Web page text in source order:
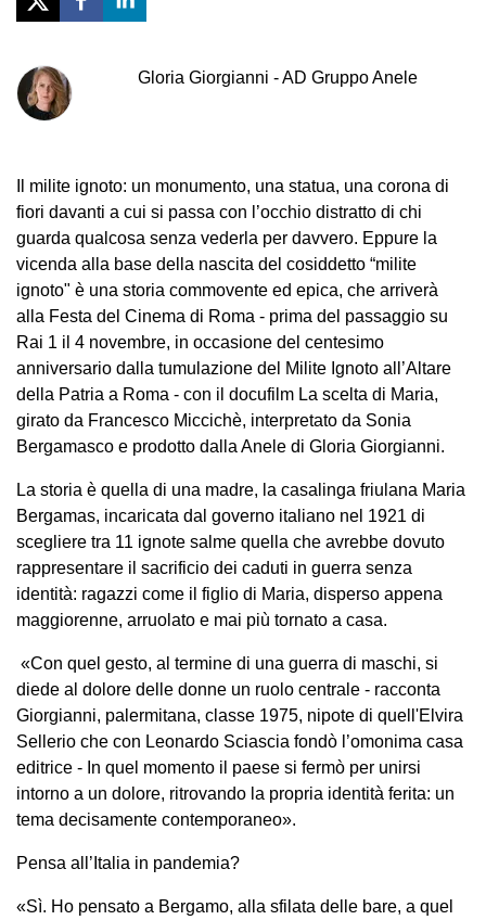
Gloria Giorgianni -AD Gruppo Anele
Il milite ignoto: un monumento, una statua, una corona di
fiori davanti a cui si passa con l’occhio distratto di chi
guarda qualcosa senza vederla per davvero. Eppure la
vicenda alla base della nascita del cosiddetto “milite
ignoto" è una storia commovente ed epica, che arriverà
alla Festa del Cinema di Roma - prima del passaggio su
Rai 1 il 4 novembre, in occasione del centesimo
anniversario dalla tumulazione del Milite Ignoto all’Altare
della Patria a Roma - con il docufilm La scelta di Maria,
girato da Francesco Miccichè, interpretato da Sonia
Bergamasco e prodotto dalla Anele di Gloria Giorgianni.
La storia è quella di una madre, la casalinga friulana Maria
Bergamas, incaricata dal governo italiano nel 1921 di
scegliere tra 11 ignote salme quella che avrebbe dovuto
rappresentare il sacrificio dei caduti in guerra senza
identità: ragazzi come il figlio di Maria, disperso appena
maggiorenne, arruolato e mai più tornato a casa.
«Con quel gesto, al termine di una guerra di maschi, si
diede al dolore delle donne un ruolo centrale - racconta
Giorgianni, palermitana, classe 1975, nipote di quell'Elvira
Sellerio che con Leonardo Sciascia fondò l’omonima casa
editrice - In quel momento il paese si fermò per unirsi
intorno a un dolore, ritrovando la propria identità ferita: un
tema decisamente contemporaneo».
Pensa all’Italia in pandemia?
«Sì. Ho pensato a Bergamo, alla sfilata delle bare, a quel